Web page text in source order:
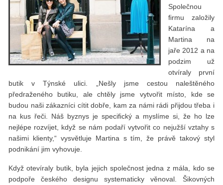
Společnou
ﬁrmu založily
Katarína a
Martina na
jaře 2012 a na
podzim už
otvíraly první
butik v Týnské ulici. „Nešly jsme cestou naleštěného
předraženého butiku, ale chtěly jsme vytvořit místo, kde se
budou naši zákazníci cítit dobře, kam za námi rádi přijdou třeba i
na kus řeči. Náš byznys je speciﬁcký a myslíme si, že ho lze
nejlépe rozvíjet, když se nám podaří vytvořit co nejužší vztahy s
našimi klienty,“ vysvětluje Martina s tím, že právě takový styl
podnikání jim vyhovuje.
Když otevíraly butik, byla jejich společnost jedna z mála, kdo se
podpoře českého designu systematicky věnoval. Šikovných